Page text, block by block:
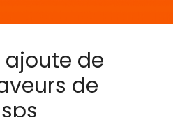
ajoute de
de